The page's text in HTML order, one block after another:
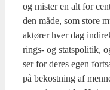
og mister en alt for
den måde, som sto­re
aktø­rer hver dag
rings- og statspo­li­tik,
ser for deres egen
på bekost­ning af